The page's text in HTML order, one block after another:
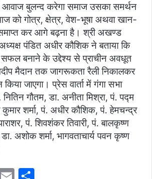
आवाज बुलन्द करेगा समाज उसका समर्थन
को गोत्र, क्षेत्र, वेश-भूषा अथवा खान-
कर आगे बढ़ना है। श्री अखण्ड
पंडित अधीर कौशिक ने बताया कि
सफल बनाने के उद्देश्य से प्राचीन अवधूत
मैदान तक जागरूकता रैली निकालकर
जाएगा। प्रेस वार्ता में गंगा सभा
नितिन गौतम, डा. अनीता मिश्रा, पं. पद्म
कुमार शर्मा, पं. अधीर कौशिक, पं. हेमचन्द्र
पं. शिवशंकर तिवारी, पं. बालकृष्ण
अशोक शर्मा, भागवताचार्य पवन कृष्ण